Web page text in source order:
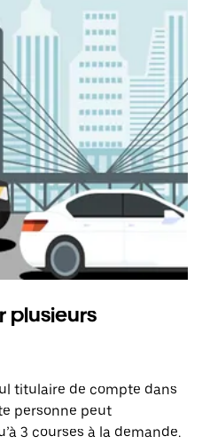
plusieurs
titulaire de compte dans
personne peut
3 courses à la demande.